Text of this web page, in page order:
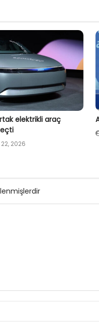
elektrikli araç
2026